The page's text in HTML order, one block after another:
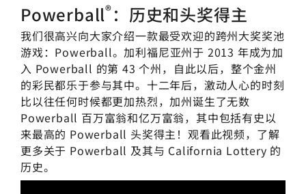
Powerball®：历史和头奖得主
我们很高兴向大家介绍一款最受欢迎的跨州大奖奖池
游戏： Powerball。加利福尼亚州于 2013 年成为加
入 Powerball 的第 43 个州，自此以后，整个金州
的彩民都乐于参与其中。十二年后，激动人心的时刻
比以往任何时候都更加热烈，加州诞生了无数
Powerball 百万富翁和亿万富翁，其中包括有史以
来最高的 Powerball 头奖得主！观看此视频，了解
更多关于 Powerball 及其与 California Lottery 的
历史。